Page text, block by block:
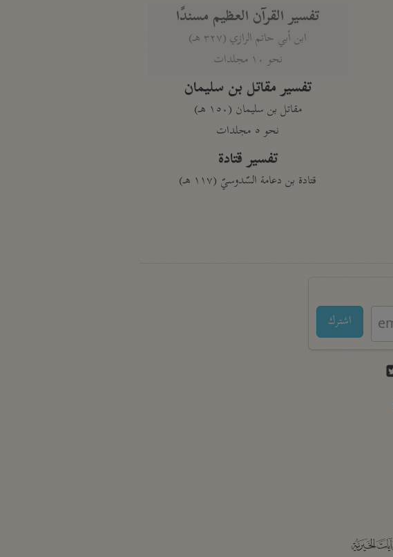
تفسير القرآن العظيم مسندًا
ابن أبي حاتم الرازي (٣٢٧ هـ)
نحو ١٠ مجلدات
تفسير مقاتل بن سليمان
مقاتل بن سليمان (١٥٠ هـ)
نحو ٥ مجلدات
تفسير قتادة
قتادة بن دعامة السّدوسيّ (١١٧ هـ)
اشترك